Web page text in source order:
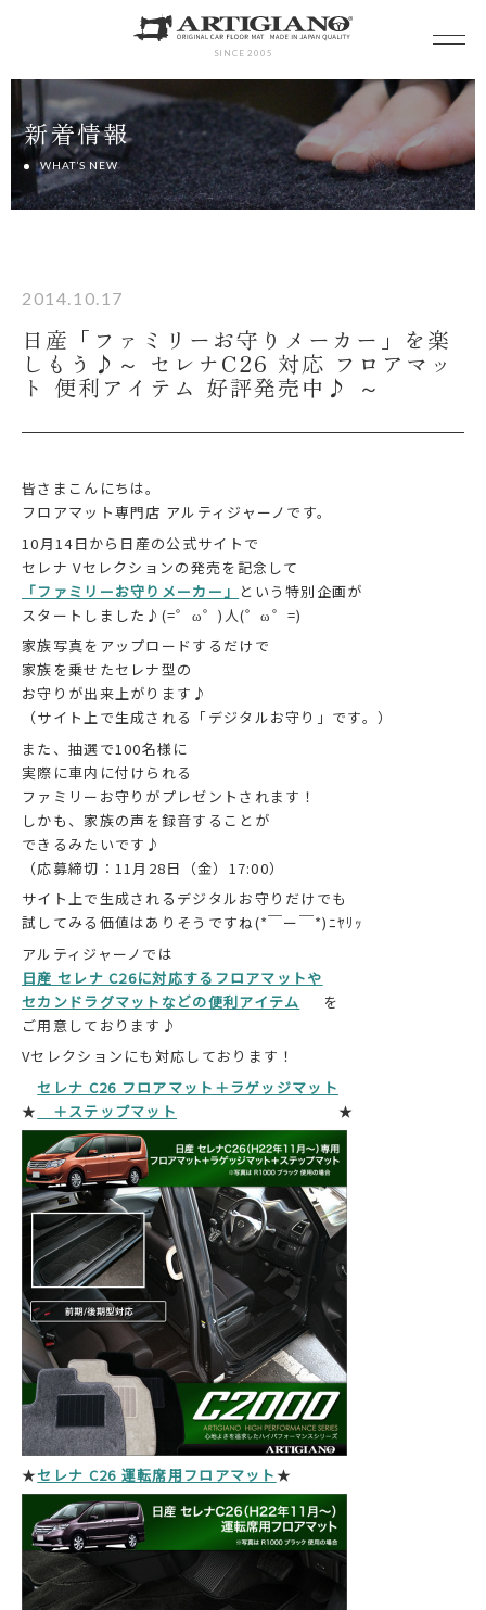
SINCE 2005
新着情報
WHAT’S NEW
2014.10.17
日産「ファミリーお守りメーカー」を楽
しもう♪～ セレナC26 対応 フロアマッ
ト 便利アイテム 好評発売中♪ ～
皆さまこんにちは。
フロアマット専門店 アルティジャーノです。
10月14日から日産の公式サイトで
セレナ Vセレクションの発売を記念して
「ファミリーお守りメーカー」 という特別企画が
スタートしました♪(=゜ω゜)人(゜ω゜=)
家族写真をアップロードするだけで
家族を乗せたセレナ型の
お守りが出来上がります♪
（サイト上で生成される「デジタルお守り」です。）
また、抽選で100名様に
実際に車内に付けられる
ファミリーお守りがプレゼントされます！
しかも、家族の声を録音することが
できるみたいです♪
（応募締切：11月28日（金）17:00）
サイト上で生成されるデジタルお守りだけでも
試してみる価値はありそうですね(*￣ー￣*)ﾆﾔﾘｯ
アルティジャーノでは
日産 セレナ C26に対応するフロアマットや
セカンドラグマットなどの便利アイテム
を
ご用意しております♪
Vセレクションにも対応しております！
★
セレナ C26 フロアマット＋ラゲッジマット
＋ステップマット
★
★セレナ C26 運転席用フロアマット★